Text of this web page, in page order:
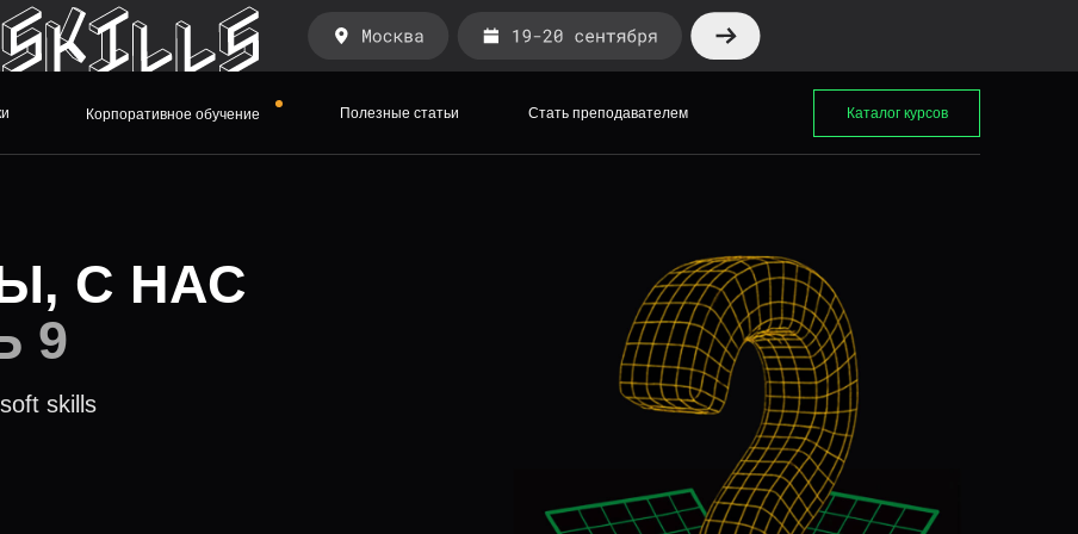
Корпоративное обучение Полезные статьи Стать преподавателем Каталог курсов
С НАС
9
skills